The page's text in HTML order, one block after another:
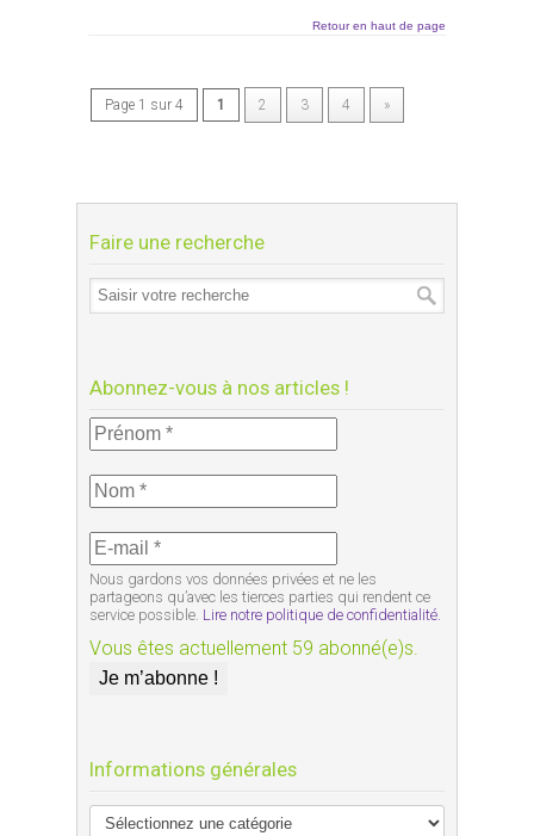
Retour en haut de page
Page 1 sur 4 1 2 3 4 »
Faire une recherche
Abonnez-vous à nos articles !
Nous gardons vos données privées et ne les
partageons qu’avec les tierces parties qui rendent ce
service possible. Lire notre politique de confidentialité.
Vous êtes actuellement 59 abonné(e)s.
Informations générales